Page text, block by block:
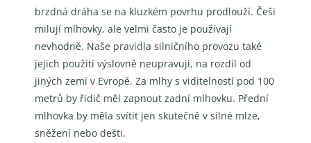
brzdná dráha se na kluzkém povrhu prodlouží. Češi
milují mlhovky, ale velmi často je používají
nevhodně. Naše pravidla silničního provozu také
jejich použití výslovně neupravují, na rozdíl od
jiných zemí v Evropě. Za mlhy s viditelností pod 100
metrů by řidič měl zapnout zadní mlhovku. Přední
mlhovka by měla svítit jen skutečně v silné mlze,
sněžení nebo dešti.